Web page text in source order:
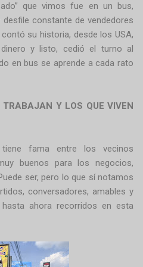
que vimos fue en un bus,
constante de vendedores
su historia, desde los USA,
y listo, cedió el turno al
en bus se aprende a cada rato
TRABAJAN Y LOS QUE VIVEN
fama entre los vecinos
buenos para los negocios,
ser, pero lo que sí notamos
conversadores, amables y
ahora recorridos en esta